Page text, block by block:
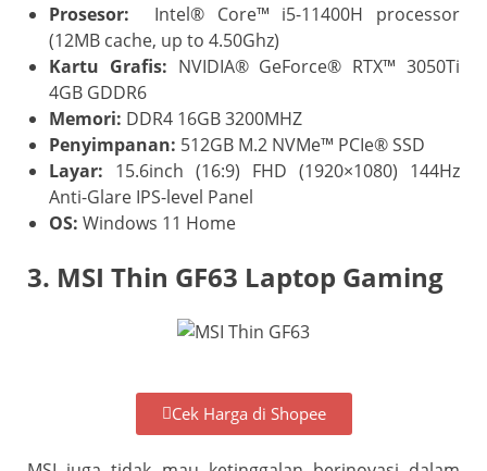
Prosesor: Intel® Core™ i5-11400H processor
(12MB cache, up to 4.50Ghz)
Kartu Grafis: NVIDIA® GeForce® RTX™ 3050Ti
4GB GDDR6
Memori: DDR4 16GB 3200MHZ
Penyimpanan: 512GB M.2 NVMe™ PCIe® SSD
Layar: 15.6inch (16:9) FHD (1920×1080) 144Hz
Anti-Glare IPS-level Panel
OS: Windows 11 Home
3. MSI Thin GF63 Laptop Gaming
Cek Harga di Shopee